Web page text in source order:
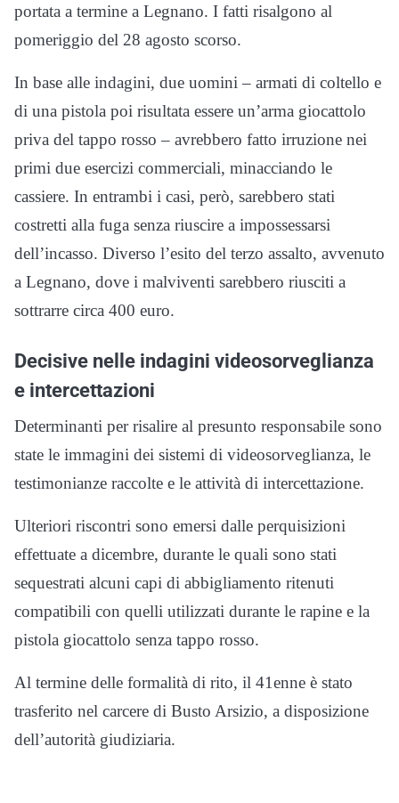
portata a termine a Legnano. I fatti risalgono al
pomeriggio del 28 agosto scorso.
In base alle indagini, due uomini – armati di coltello e
di una pistola poi risultata essere un’arma giocattolo
priva del tappo rosso – avrebbero fatto irruzione nei
primi due esercizi commerciali, minacciando le
cassiere. In entrambi i casi, però, sarebbero stati
costretti alla fuga senza riuscire a impossessarsi
dell’incasso. Diverso l’esito del terzo assalto, avvenuto
a Legnano, dove i malviventi sarebbero riusciti a
sottrarre circa 400 euro.
Decisive nelle indagini videosorveglianza
e intercettazioni
Determinanti per risalire al presunto responsabile sono
state le immagini dei sistemi di videosorveglianza, le
testimonianze raccolte e le attività di intercettazione.
Ulteriori riscontri sono emersi dalle perquisizioni
effettuate a dicembre, durante le quali sono stati
sequestrati alcuni capi di abbigliamento ritenuti
compatibili con quelli utilizzati durante le rapine e la
pistola giocattolo senza tappo rosso.
Al termine delle formalità di rito, il 41enne è stato
trasferito nel carcere di Busto Arsizio, a disposizione
dell’autorità giudiziaria.